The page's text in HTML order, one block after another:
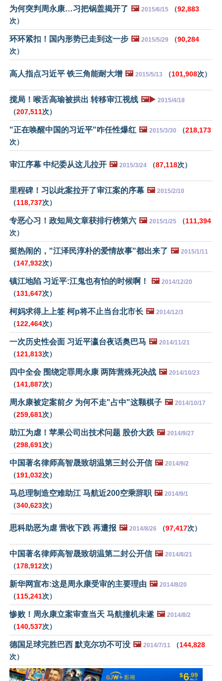
为何突判周永康…习把锅盖揭开了 🖼️ 2015/6/15 （92,883
次）
环环紧扣！国内形势已走到这一步 🖼️ 2015/5/29 （90,284
次）
高人指点习近平 铁三角能耐大增 🖼️ 2015/5/13 （101,908次）
搅局！喉舌高瑜被拱出 转移审江视线 🖼️▶️ 2015/4/18
（207,511次）
"正在唤醒中国的习近平"咋任性爆红 🖼️ 2015/3/30 （218,173
次）
审江序幕 中纪委从这儿拉开 🖼️ 2015/3/24 （87,118次）
里程碑！习以此案拉开了审江案的序幕 🖼️ 2015/2/10
（118,737次）
专恶心习！政知局文章获排行榜第六 🖼️ 2015/1/25 （111,394
次）
挺热闹的，"江泽民淳朴的爱情故事"都出来了 🖼️ 2015/1/11
（147,932次）
镇江地陷 习近平:江鬼也有怕的时候啊！ 🖼️ 2014/12/20
（131,647次）
柯妈求得上上签 柯p将不止当台北市长 🖼️ 2014/12/3
（122,464次）
一次历史性会面 习近平瀛台夜话奥巴马 🖼️ 2014/11/21
（121,813次）
四中全会 围绕定罪周永康 两阵营殊死决战 🖼️ 2014/10/23
（141,887次）
周永康被定案前夕 为何不走"占中"这颗棋子 🖼️ 2014/10/17
（259,681次）
助江为虐！苹果公司出技术问题 股价大跌 🖼️ 2014/9/27
（298,691次）
中国著名律师高智晟致胡温第三封公开信 🖼️ 2014/9/2
（191,032次）
马总理制造空难助江 马航近200空乘辞职 🖼️ 2014/9/1
（340,623次）
思科助恶为虐 营收下跌 再遭报 🖼️ 2014/8/26 （97,417次）
中国著名律师高智晟致胡温第二封公开信 🖼️ 2014/8/21
（178,912次）
新华网宣布:这是周永康受审的主要理由 🖼️ 2014/8/20
（115,241次）
惨败！周永康立案审查当天 马航撞机未遂 🖼️ 2014/8/2
（140,537次）
德国足球完胜巴西 默克尔功不可没 🖼️ 2014/7/11 （144,828
次）